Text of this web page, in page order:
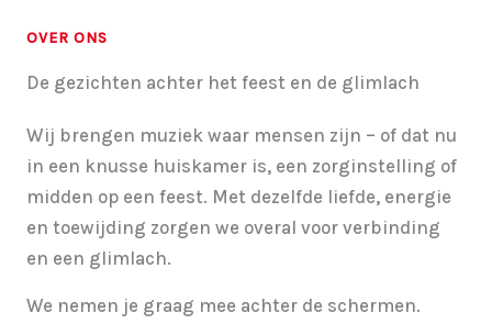
OVER ONS
De gezichten achter het feest en de glimlach
Wij brengen muziek waar mensen zijn – of dat nu
in een knusse huiskamer is, een zorginstelling of
midden op een feest. Met dezelfde liefde, energie
en toewijding zorgen we overal voor verbinding
en een glimlach.
We nemen je graag mee achter de schermen.